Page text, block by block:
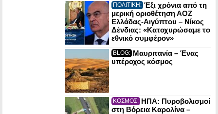
ΠΟΛΙΤΙΚΗ: Έξι χρόνια από τη
μερική οριοθέτηση ΑΟΖ
Ελλάδας-Αιγύπτου – Νίκος
Δένδιας: «Κατοχυρώσαμε το
εθνικό συμφέρον»
BLOG: Μαυριτανία – Ένας
υπέροχος κόσμος
ΚΟΣΜΟΣ: ΗΠΑ: Πυροβολισμοί
στη Βόρεια Καρολίνα –